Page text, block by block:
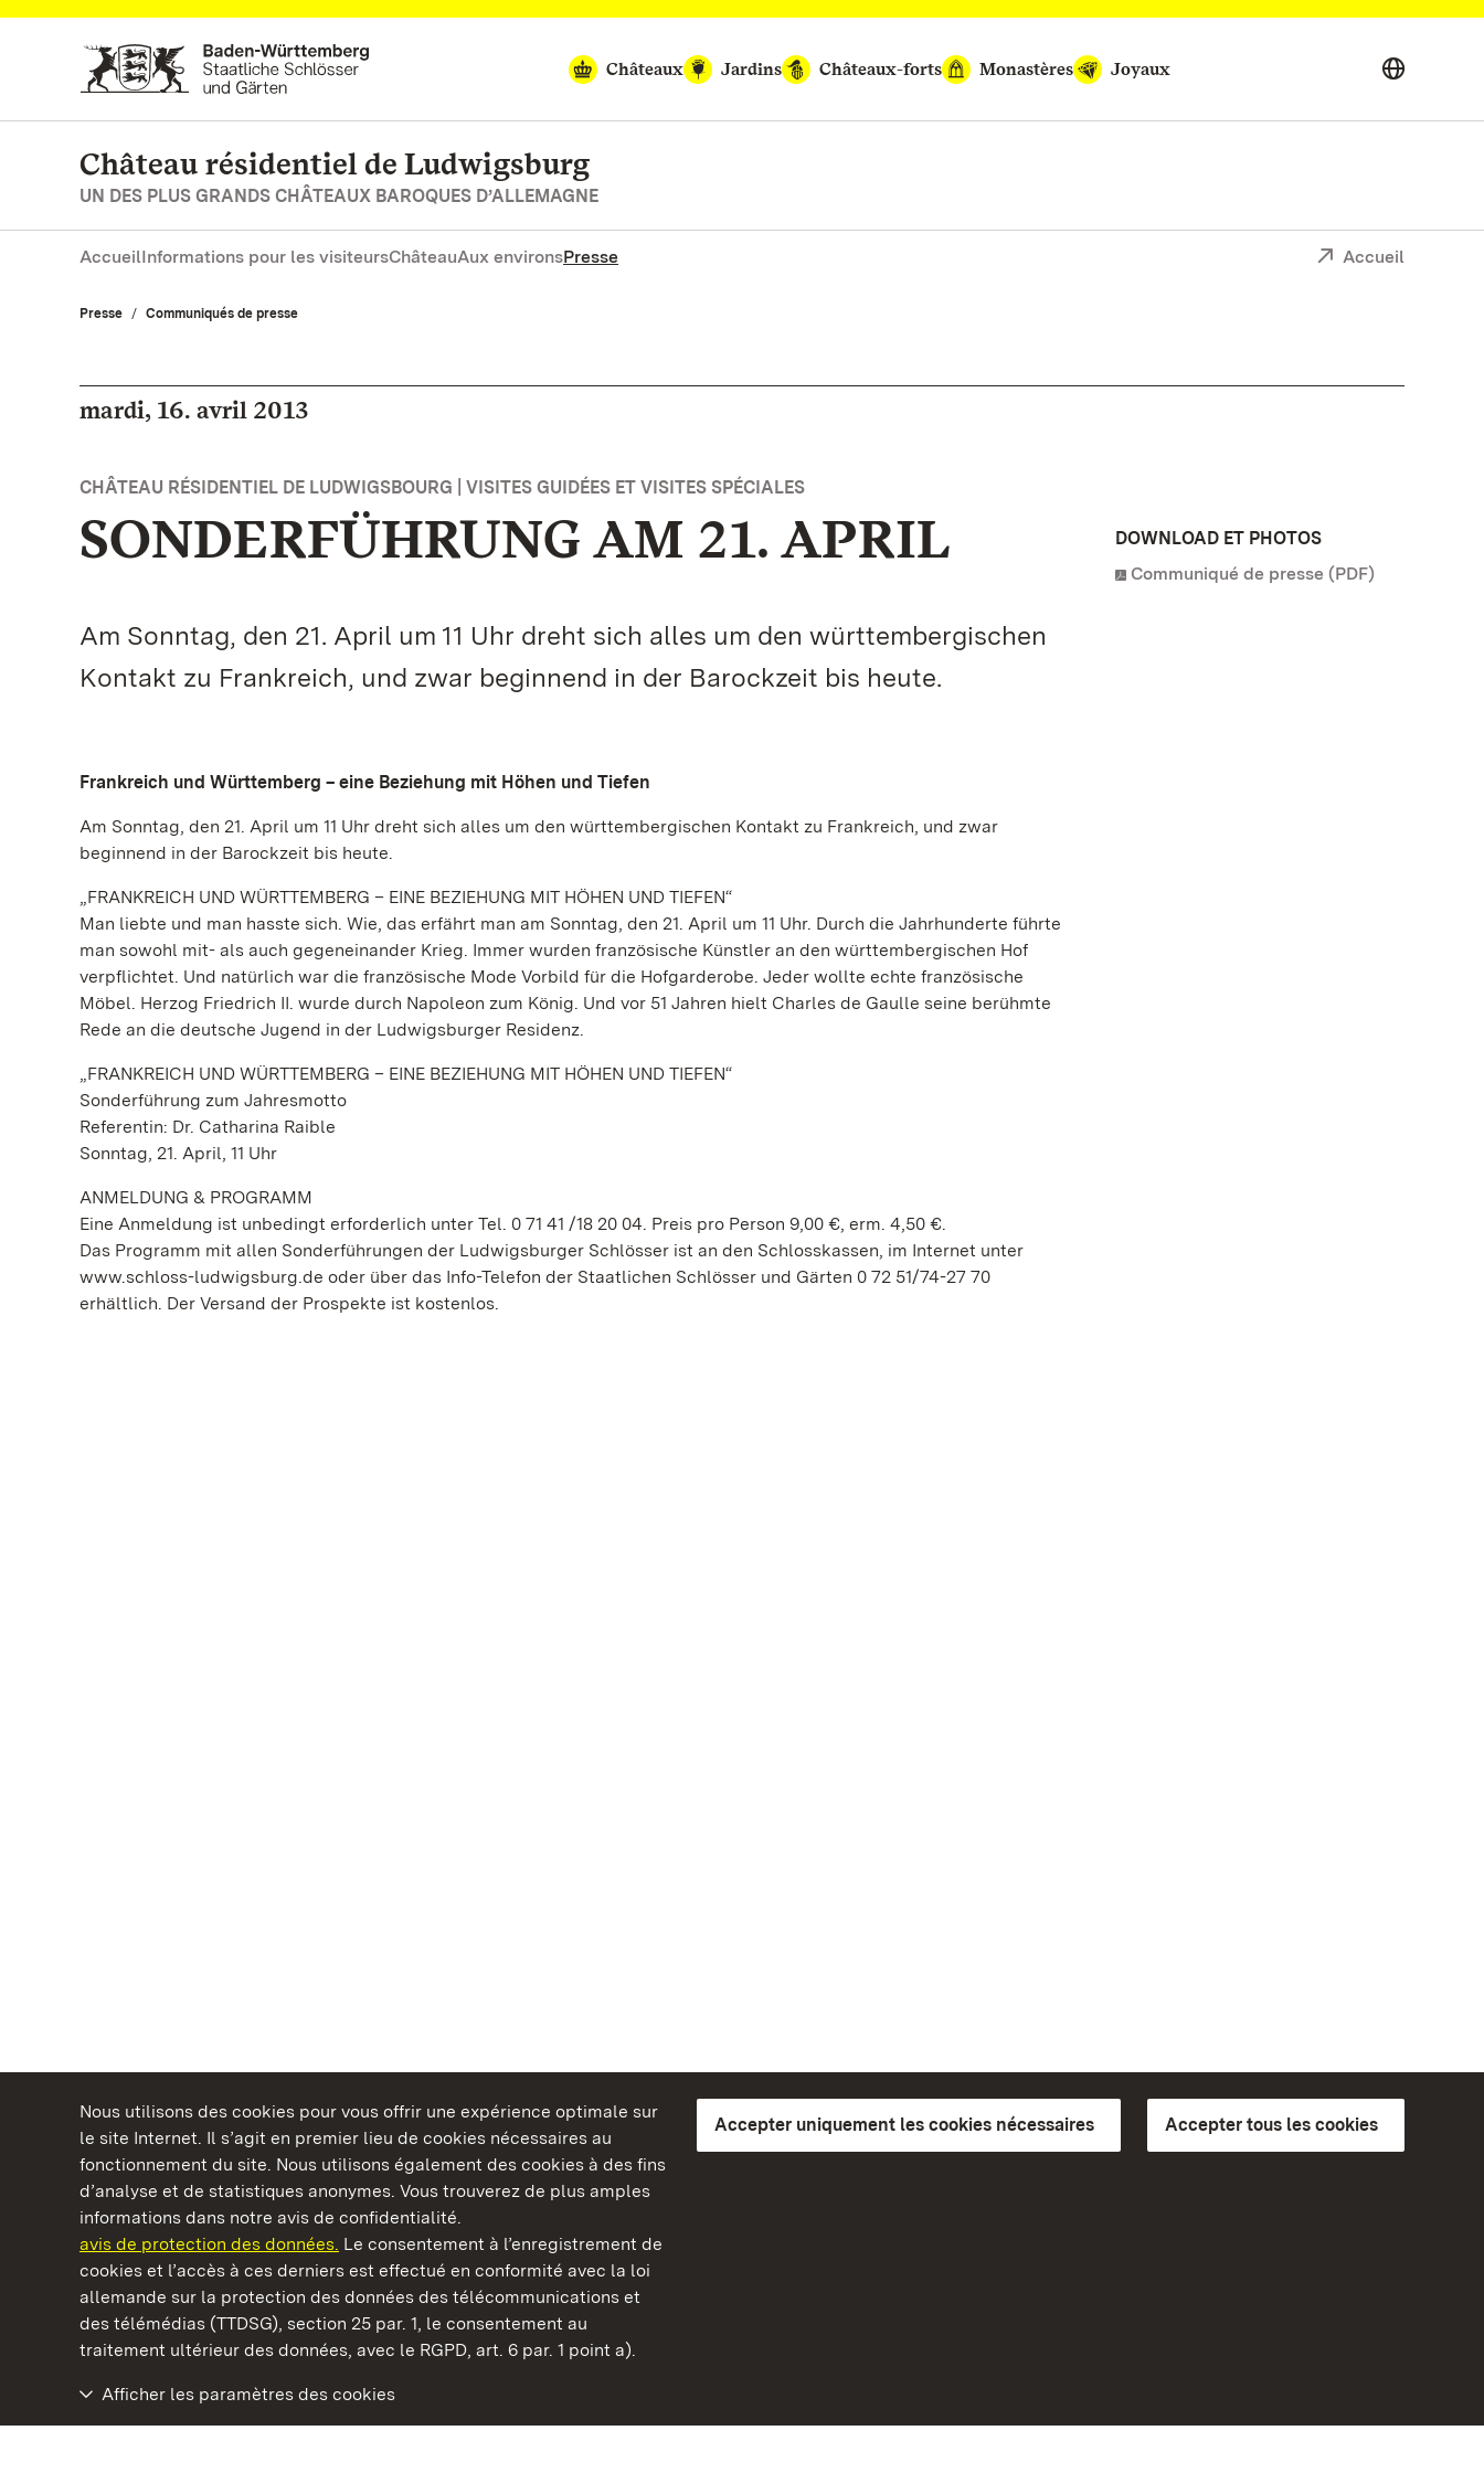
Nous utilisons des cookies pour vous offrir une expérience optimale sur
le site Internet. Il s’agit en premier lieu de cookies nécessaires au
fonctionnement du site. Nous utilisons également des cookies à des fins
d’analyse et de statistiques anonymes. Vous trouverez de plus amples
informations dans notre avis de confidentialité.
avis de protection des données. Le consentement à l’enregistrement de
cookies et l’accès à ces derniers est effectué en conformité avec la loi
allemande sur la protection des données des télécommunications et
des télémédias (TTDSG), section 25 par. 1, le consentement au
traitement ultérieur des données, avec le RGPD, art. 6 par. 1 point a).
Accepter uniquement les cookies nécessaires Accepter tous les cookies
Afficher les paramètres des cookies
Vers la page d’accueil
Châteaux
Jardins Châteaux-forts Monastères Joyaux
Château résidentiel de Ludwigsburg
UN DES PLUS GRANDS CHÂTEAUX BAROQUES D’ALLEMAGNE
AccueilInformations pour les visiteursChâteauAux environsPresse Accueil
Presse Communiqués de presse
mardi, 16. avril 2013
CHÂTEAU RÉSIDENTIEL DE LUDWIGSBOURG | VISITES GUIDÉES ET VISITES SPÉCIALES
SONDERFÜHRUNG AM 21. APRIL
Am Sonntag, den 21. April um 11 Uhr dreht sich alles um den württembergischen
Kontakt zu Frankreich, und zwar beginnend in der Barockzeit bis heute.
Frankreich und Württemberg – eine Beziehung mit Höhen und Tiefen
Am Sonntag, den 21. April um 11 Uhr dreht sich alles um den württembergischen Kontakt zu Frankreich, und zwar
beginnend in der Barockzeit bis heute.
„FRANKREICH UND WÜRTTEMBERG – EINE BEZIEHUNG MIT HÖHEN UND TIEFEN“
Man liebte und man hasste sich. Wie, das erfährt man am Sonntag, den 21. April um 11 Uhr. Durch die Jahrhunderte führte
man sowohl mit- als auch gegeneinander Krieg. Immer wurden französische Künstler an den württembergischen Hof
verpflichtet. Und natürlich war die französische Mode Vorbild für die Hofgarderobe. Jeder wollte echte französische
Möbel. Herzog Friedrich II. wurde durch Napoleon zum König. Und vor 51 Jahren hielt Charles de Gaulle seine berühmte
Rede an die deutsche Jugend in der Ludwigsburger Residenz.
„FRANKREICH UND WÜRTTEMBERG – EINE BEZIEHUNG MIT HÖHEN UND TIEFEN“
Sonderführung zum Jahresmotto
Referentin: Dr. Catharina Raible
Sonntag, 21. April, 11 Uhr
ANMELDUNG & PROGRAMM
Eine Anmeldung ist unbedingt erforderlich unter Tel. 0 71 41 /18 20 04. Preis pro Person 9,00 €, erm. 4,50 €.
Das Programm mit allen Sonderführungen der Ludwigsburger Schlösser ist an den Schlosskassen, im Internet unter
www.schloss-ludwigsburg.de oder über das Info-Telefon der Staatlichen Schlösser und Gärten 0 72 51/74-27 70
erhältlich. Der Versand der Prospekte ist kostenlos.
DOWNLOAD ET PHOTOS
Communiqué de presse (PDF)
Châteaux et jardins publics du Bade-Wurtemberg
Château résidentiel de Ludwigsburg
Explications sur l’accessibilité